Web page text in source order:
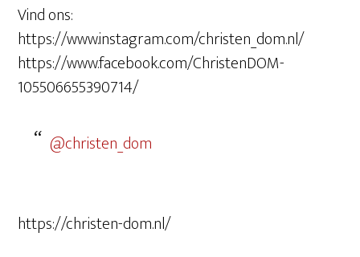
Vind ons:
https://www.instagram.com/christen_dom.nl/
https://www.facebook.com/ChristenDOM-
105506655390714/
@christen_dom
https://christen-dom.nl/